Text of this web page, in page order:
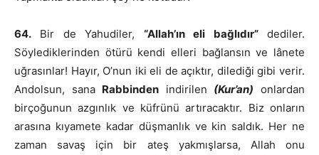
64. Bir de Yahudiler, “Allah’ın eli bağlıdır”dediler.
Söylediklerinden ötürü kendi elleri bağlansın ve lânete
uğrasınlar! Hayır, O’nun iki eli de açıktır, dilediği gibi verir.
Andolsun, sana Rabbinden indirilen (Kur’an) onlardan
birçoğunun azgınlık ve küfrünü artıracaktır. Biz onların
arasına kıyamete kadar düşmanlık ve kin saldık. Her ne
zaman savaş için bir ateş yakmışlarsa, Allah onu